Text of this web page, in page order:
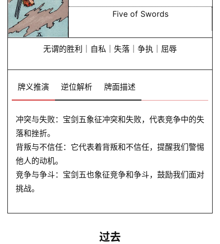
Five of Swords
无谓的胜利｜自私｜失落｜争执｜屈辱
牌义推演 逆位解析 牌面描述
冲突与失败：宝剑五象征冲突和失败，代表竞争中的失
落和挫折。
背叛与不信任：它代表着背叛和不信任，提醒我们警惕
他人的动机。
竞争与争斗：宝剑五也象征竞争和争斗，鼓励我们面对
挑战。
过去